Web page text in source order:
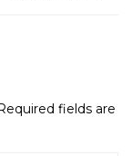
fields are